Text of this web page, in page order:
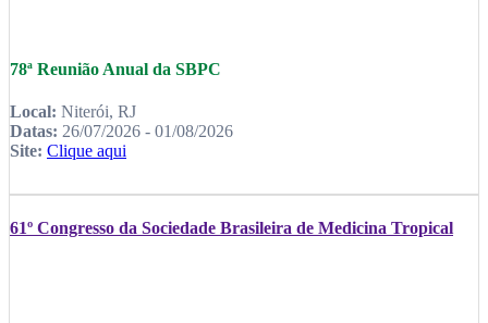
78ª Reunião Anual da SBPC
Local: Niterói, RJ
Datas: 26/07/2026 - 01/08/2026
Site: Clique aqui
61º Congresso da Sociedade Brasileira de Medicina Tropical